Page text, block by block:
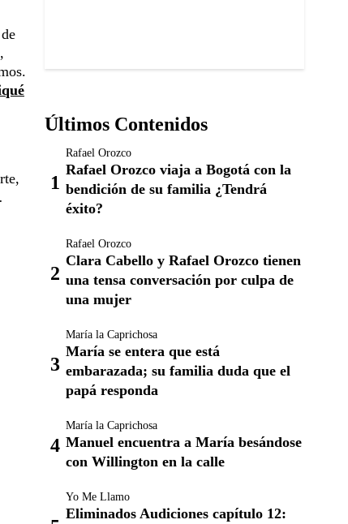
Últimos Contenidos
Rafael Orozco
Rafael Orozco viaja a Bogotá con la
bendición de su familia ¿Tendrá
éxito?
Rafael Orozco
Clara Cabello y Rafael Orozco tienen
una tensa conversación por culpa de
una mujer
María la Caprichosa
María se entera que está
embarazada; su familia duda que el
papá responda
María la Caprichosa
Manuel encuentra a María besándose
con Willington en la calle
Yo Me Llamo
Eliminados Audiciones capítulo 12: